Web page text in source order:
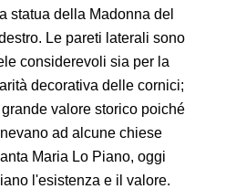
statua della Madonna del
Le pareti laterali sono
considerevoli sia per la
decorativa delle cornici;
valore storico poiché
ad alcune chiese
Maria Lo Piano, oggi
l'esistenza e il valore.